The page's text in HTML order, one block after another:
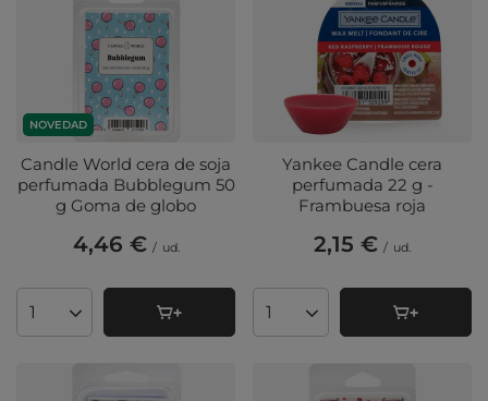
NOVEDAD
Candle World cera de soja
perfumada Bubblegum 50
g Goma de globo
4,46 € / ud.
Cantidad de productos
Yankee Candle cera
perfumada 22 g -
Frambuesa roja
2,15 € / ud.
Cantidad de productos